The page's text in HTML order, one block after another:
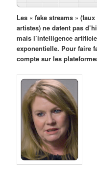
Les « fake streams »
artistes) ne datent pas
mais l’intelligence
exponentielle. Pour faire
compte sur les